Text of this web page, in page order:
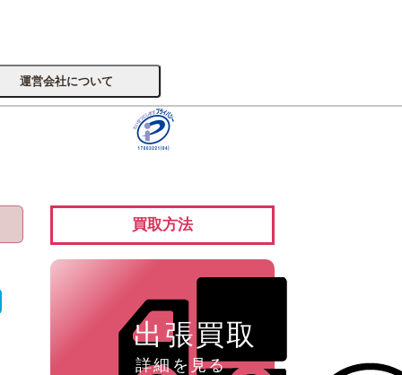
運営会社について
買取方法
出張買取
詳細を見る